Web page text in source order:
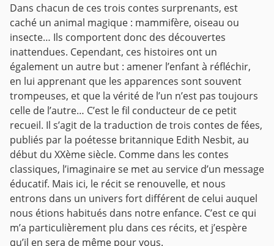
Dans chacun de ces trois contes surprenants, est
caché un animal magique : mammifère, oiseau ou
insecte… Ils comportent donc des découvertes
inattendues. Cependant, ces histoires ont un
également un autre but : amener l’enfant à réfléchir,
en lui apprenant que les apparences sont souvent
trompeuses, et que la vérité de l’un n’est pas toujours
celle de l’autre… C’est le fil conducteur de ce petit
recueil. Il s’agit de la traduction de trois contes de fées,
publiés par la poétesse britannique Edith Nesbit, au
début du XXème siècle. Comme dans les contes
classiques, l’imaginaire se met au service d’un message
éducatif. Mais ici, le récit se renouvelle, et nous
entrons dans un univers fort différent de celui auquel
nous étions habitués dans notre enfance. C’est ce qui
m’a particulièrement plu dans ces récits, et j’espère
qu’il en sera de même pour vous.